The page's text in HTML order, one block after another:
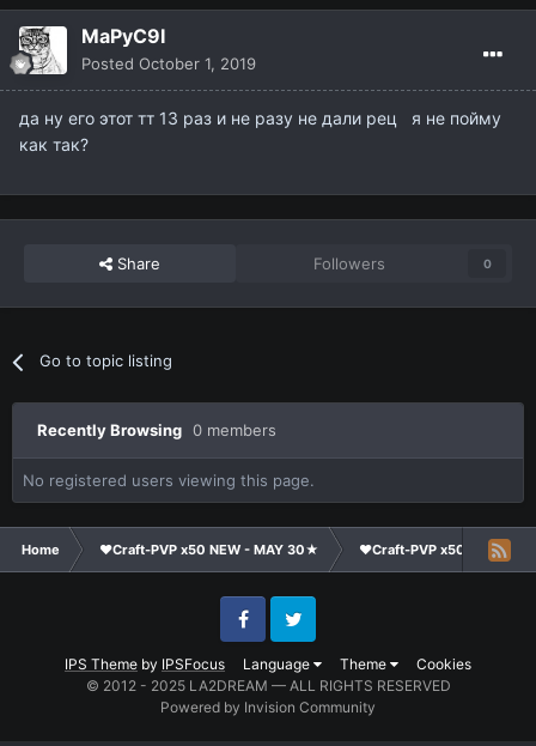
MaPyC9I
Posted October 1, 2019
да ну его этот тт 13 раз и не разу не дали рец я не пойму
как так?
Share Followers 0
Go to topic listing
Recently Browsing 0 members
No registered users viewing this page.
Home ❤Craft-PVP x50 NEW - MAY 30★ ❤Craft-PVP x50★
IPS Theme by IPSFocus Language Theme Cookies
FacebookTwitter
© 2012 - 2025 LA2DREAM — ALL RIGHTS RESERVED
Powered by Invision Community